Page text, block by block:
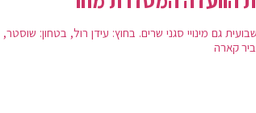
גם מינויי סגני שרים. בחוץ: עידן רול, בטחון: שוסטר,
קארה